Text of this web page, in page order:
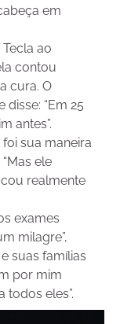
em
ao
contou
cura. O
“Em 25
antes”.
sua maneira
ele
realmente
exames
milagre”,
suas famílias
por mim
eles”.